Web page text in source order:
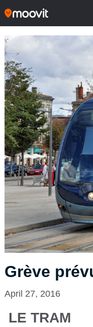
Grève
April 27, 2016
LE TRAM